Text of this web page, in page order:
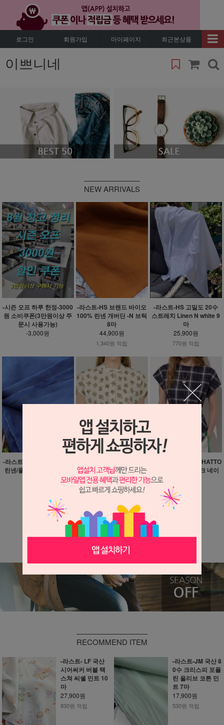
로그인 회원가입 마이페이지 최근본상품
이쁘니네
NEW ARRIVALS
-시즌 오프 하루 한정-3000
원 소비쿠폰(3만원이상 주
문시 사용가능)
-3,000원
-라스트-HS 브랜드 바이오
100% 린넨 개버딘 -N 브릭
8마
44,900원
1,340원 적립
-라스트-HS 고밀도 20수
스트레치 Linen N white 9
마
25,900원
770원 적립
-라스트-JM 브랜딩 바이오
린넨/폴리 개버딘 블루 10
스데이 야생화 10마
23,900원
710원 적립
-라스트-HS 일본산 HATTO
RI 코튼 크링클 체크 네이
29,900원
890원 적립
더보기 ▼
RECOMMEND ITEM
-라스트- LF 국산
시어써커 버블 택
스쳐 씨쉘 민트 10
마
27,900원
830원 적립
-라스트-JM 국산 8
0수 크리스피 포플
린 올리브 코튼 민
트 7마
17,900원
530원 적립